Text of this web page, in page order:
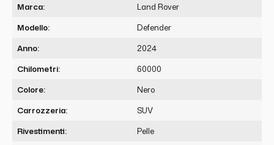
Marca:
Land Rover
Modello:
Defender
Anno:
2024
Chilometri:
60000
Colore:
Nero
Carrozzeria:
SUV
Rivestimenti:
Pelle